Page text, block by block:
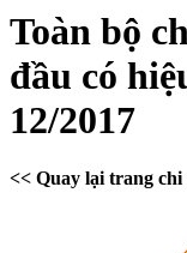
Toàn bộ
đầu có
12/2017
<< Quay lại trang chi